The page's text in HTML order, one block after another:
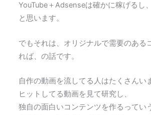
YouTube＋Adsenseは確かに稼げるし
と思います。
でもそれは、オリジナルで需要のある
れば、の話です。
自作の動画を流してる人はたくさんい
ヒットしてる動画を見て研究し、
独自の面白いコンテンツを作るってい